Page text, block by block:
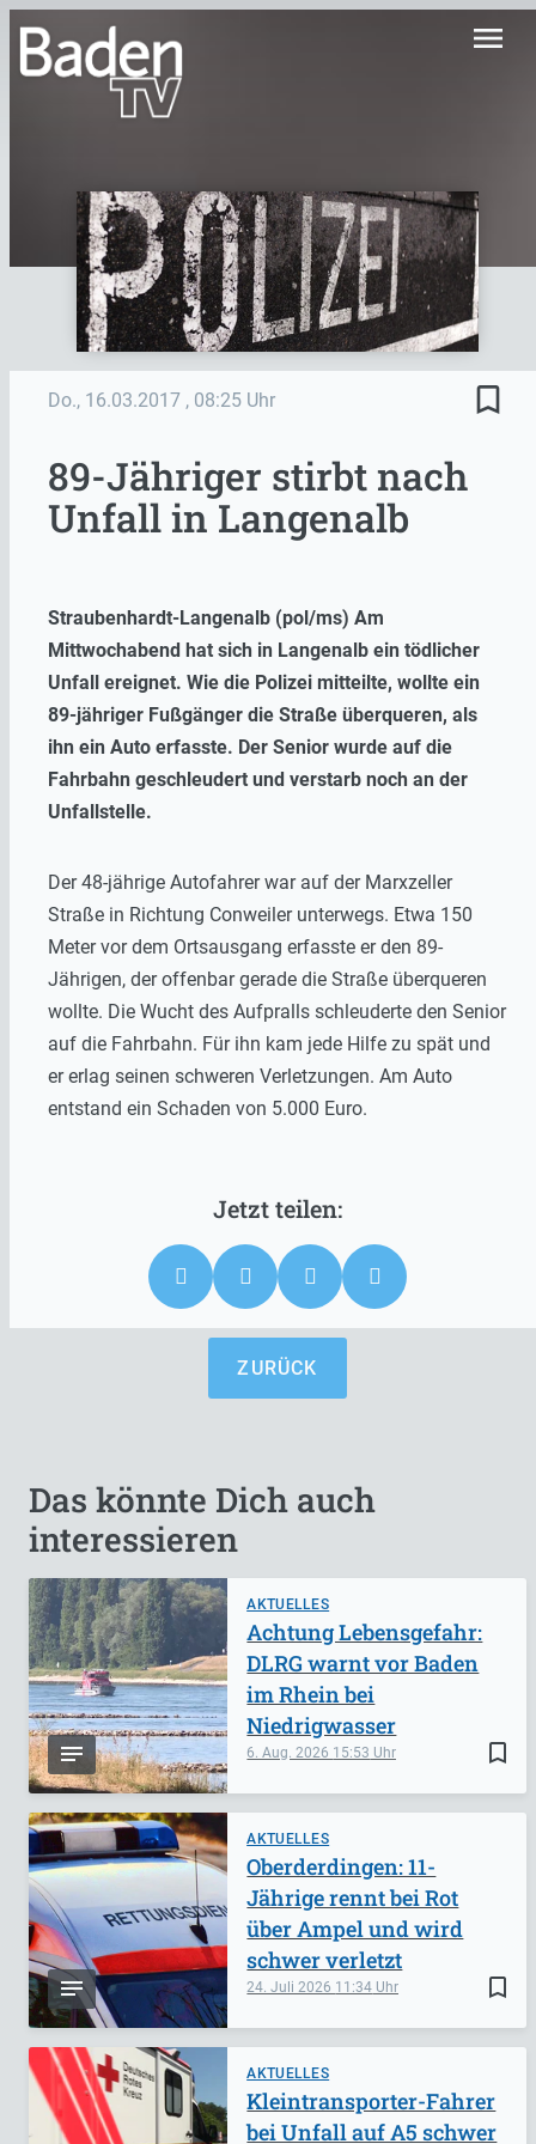
menu
Do., 16.03.2017 , 08:25 Uhr bookmark_border
89-Jähriger stirbt nach
Unfall in Langenalb
Straubenhardt-Langenalb (pol/ms) Am
Mittwochabend hat sich in Langenalb ein tödlicher
Unfall ereignet. Wie die Polizei mitteilte, wollte ein
89-jähriger Fußgänger die Straße überqueren, als
ihn ein Auto erfasste. Der Senior wurde auf die
Fahrbahn geschleudert und verstarb noch an der
Unfallstelle.
Der 48-jährige Autofahrer war auf der Marxzeller
Straße in Richtung Conweiler unterwegs. Etwa 150
Meter vor dem Ortsausgang erfasste er den 89-
Jährigen, der offenbar gerade die Straße überqueren
wollte. Die Wucht des Aufpralls schleuderte den Senior
auf die Fahrbahn. Für ihn kam jede Hilfe zu spät und
er erlag seinen schweren Verletzungen. Am Auto
entstand ein Schaden von 5.000 Euro.
ZURÜCK
Das könnte Dich auch
interessieren
AKTUELLES
bookmark_border
6. Aug. 2026 15:53
Achtung Lebensgefahr:
DLRG warnt vor Baden
im Rhein bei
Niedrigwasser
AKTUELLES
bookmark_border
24. Juli 2026 11:34
Oberderdingen: 11-
Jährige rennt bei Rot
über Ampel und wird
schwer verletzt
AKTUELLES
Kleintransporter-Fahrer
bei Unfall auf A5 schwer